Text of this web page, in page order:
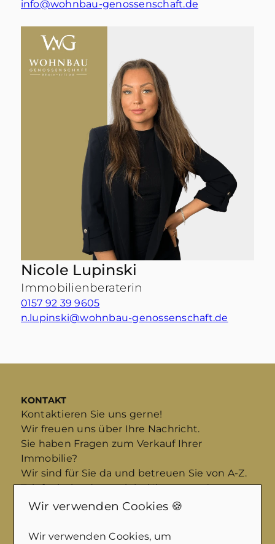
info@wohnbau-genossenschaft.de
Nicole Lupinski
Immobilienberaterin
0157 92 39 9605
n.lupinski@wohnbau-genossenschaft.de
KONTAKT
Kontaktieren Sie uns gerne!
Wir freuen uns über Ihre Nachricht.
Sie haben Fragen zum Verkauf Ihrer
Immobilie?
Wir sind für Sie da und betreuen Sie von A-Z.
Telefonisch oder auch bei Ihnen vor Ort.
Vertrauensvoll und professionell.
Thema
Wir verwenden Cookies 🍪
Wir verwenden Cookies, um